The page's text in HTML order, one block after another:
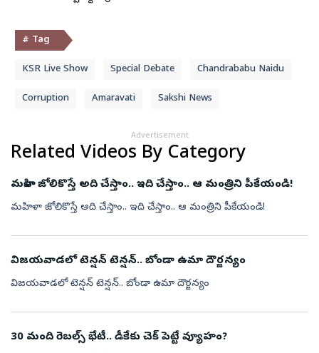
# Tag
KSR Live Show Special Debate Chandrababu Naidu
Corruption Amaravati Sakshi News
Advertisement
Related Videos By Category
మహిళా జోలికొస్తే అది చేస్తాం.. ఇది చేస్తాం.. ఆ మంత్రిని పీకేయండి!
మహిళా జోలికొస్తే అది చేస్తాం.. ఇది చేస్తాం.. ఆ మంత్రిని పీకేయండి!
విజయవాడలో టెన్షన్ టెన్షన్.. బోండా ఉమా దౌర్జన్యం
విజయవాడలో టెన్షన్ టెన్షన్.. బోండా ఉమా దౌర్జన్యం
30 మంది రెబల్స్ భేటీ.. డీకేకు చెక్ పెట్టే వ్యూహం?